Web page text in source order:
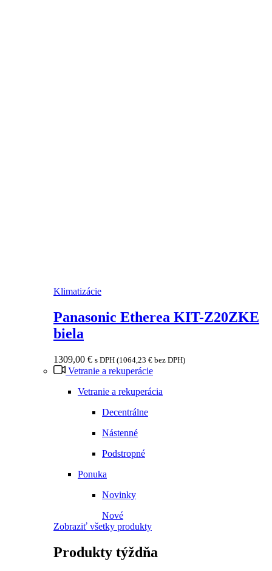
Klimatizácie
Panasonic Etherea KIT-Z20ZKE
biela
1309,00 € s DPH (1064,23 € bez DPH)
Vetranie a rekuperácie
Vetranie a rekuperácia
Decentrálne
Nástenné
Podstropné
Ponuka
Novinky
Nové
Zobraziť všetky produkty
Produkty týždňa